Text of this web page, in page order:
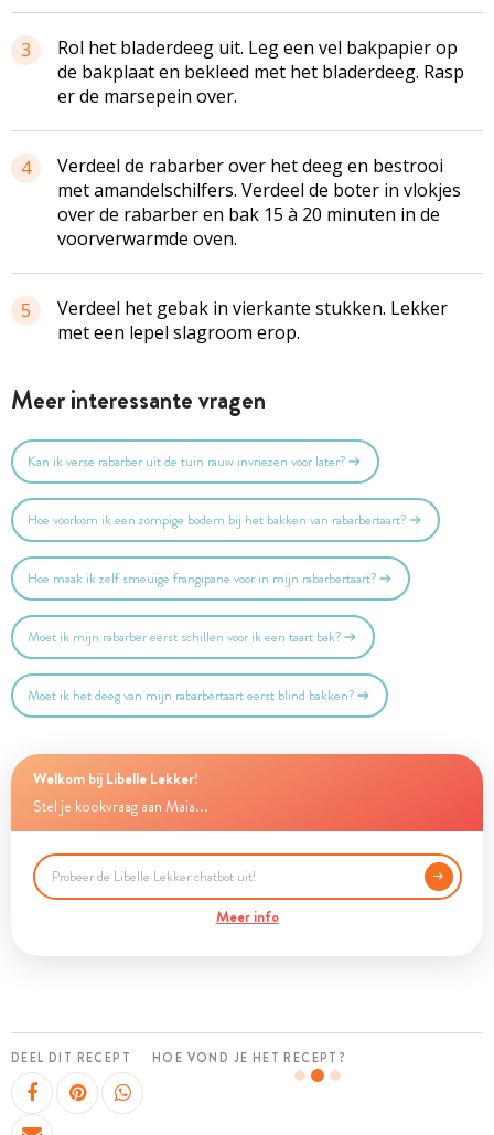
3
Rol het bladerdeeg uit. Leg een vel bakpapier op
de bakplaat en bekleed met het bladerdeeg. Rasp
er de marsepein over.
4
Verdeel de rabarber over het deeg en bestrooi
met amandelschilfers. Verdeel de boter in vlokjes
over de rabarber en bak 15 à 20 minuten in de
voorverwarmde oven.
5
Verdeel het gebak in vierkante stukken. Lekker
met een lepel slagroom erop.
Meer interessante vragen
Kan ik verse rabarber uit de tuin rauw invriezen voor later?
Hoe voorkom ik een zompige bodem bij het bakken van rabarbertaart?
Hoe maak ik zelf smeuïge frangipane voor in mijn rabarbertaart?
Moet ik mijn rabarber eerst schillen voor ik een taart bak?
Moet ik het deeg van mijn rabarbertaart eerst blind bakken?
Welkom bij Libelle Lekker!
Stel je kookvraag aan Maia...
Meer info
DEEL DIT RECEPT HOE VOND JE HET RECEPT?